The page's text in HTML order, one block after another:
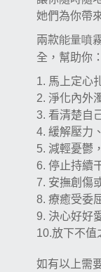
她們為你帶
兩款能量噴
全，幫助你：
1. 馬上定心
2. 淨化內外
3. 看清楚自
4. 緩解壓力
5. 減輕憂鬱
6. 停止持續
7. 安撫創傷
8. 療癒受委
9. 決心好好
10.放下不值
如有以上需